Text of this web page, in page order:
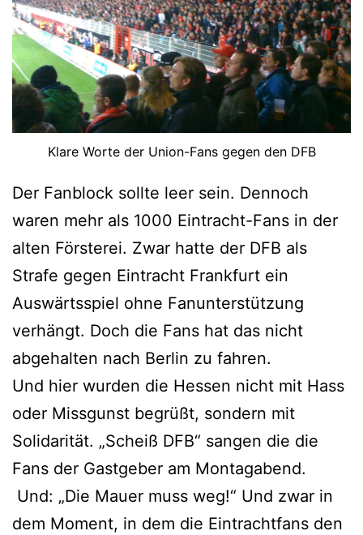
Klare Worte der Union-Fans gegen den DFB
Der Fanblock sollte leer sein. Dennoch
waren mehr als 1000 Eintracht-Fans in der
alten Försterei. Zwar hatte der DFB als
Strafe gegen Eintracht Frankfurt ein
Auswärtsspiel ohne Fanunterstützung
verhängt. Doch die Fans hat das nicht
abgehalten nach Berlin zu fahren.
Und hier wurden die Hessen nicht mit Hass
oder Missgunst begrüßt, sondern mit
Solidarität. „Scheiß DFB“ sangen die die
Fans der Gastgeber am Montagabend.
Und: „Die Mauer muss weg!“ Und zwar in
dem Moment, in dem die Eintrachtfans den